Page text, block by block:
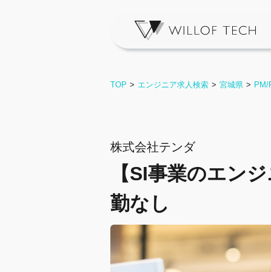
TOP エンジニア求人検索 宮城県 PM/
株式会社テンダ
【SI事業のエン
勤なし